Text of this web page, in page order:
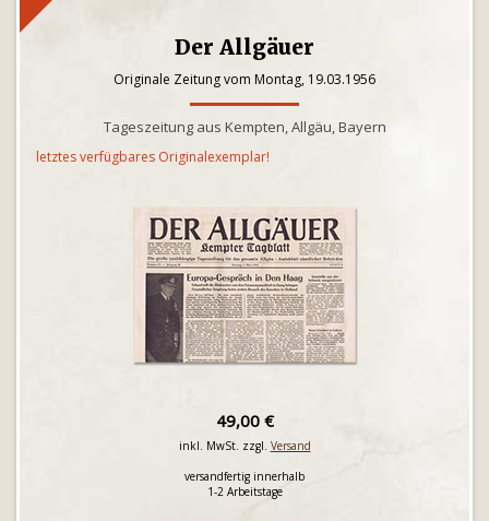
Der Allgäuer
Originale Zeitung vom Montag, 19.03.1956
Tageszeitung aus Kempten, Allgäu, Bayern
letztes verfügbares Originalexemplar!
49,00 €
inkl. MwSt. zzgl. Versand
versandfertig innerhalb
1-2 Arbeitstage